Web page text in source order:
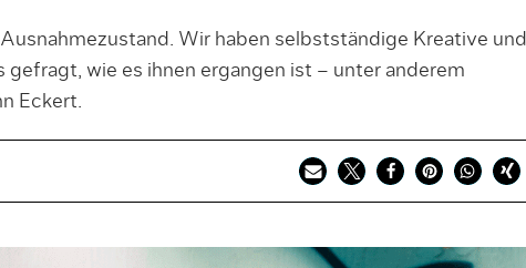
Wir haben selbstständige Kreative und
gefragt, wie es ihnen ergangen ist – unter anderem
Eckert.